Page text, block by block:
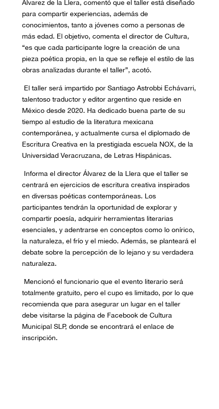
Álvarez de la Llera, comentó que el taller está diseñado
para compartir experiencias, además de
conocimientos, tanto a jóvenes como a personas de
más edad. El objetivo, comenta el director de Cultura,
“es que cada participante logre la creación de una
pieza poética propia, en la que se refleje el estilo de las
obras analizadas durante el taller”, acotó.
El taller será impartido por Santiago Astrobbi Echávarri,
talentoso traductor y editor argentino que reside en
México desde 2020. Ha dedicado buena parte de su
tiempo al estudio de la literatura mexicana
contemporánea, y actualmente cursa el diplomado de
Escritura Creativa en la prestigiada escuela NOX, de la
Universidad Veracruzana, de Letras Hispánicas.
Informa el director Álvarez de la Llera que el taller se
centrará en ejercicios de escritura creativa inspirados
en diversas poéticas contemporáneas. Los
participantes tendrán la oportunidad de explorar y
compartir poesía, adquirir herramientas literarias
esenciales, y adentrarse en conceptos como lo onírico,
la naturaleza, el frío y el miedo. Además, se planteará el
debate sobre la percepción de lo lejano y su verdadera
naturaleza.
Mencionó el funcionario que el evento literario será
totalmente gratuito, pero el cupo es limitado, por lo que
recomienda que para asegurar un lugar en el taller
debe visitarse la página de Facebook de Cultura
Municipal SLP, donde se encontrará el enlace de
inscripción.